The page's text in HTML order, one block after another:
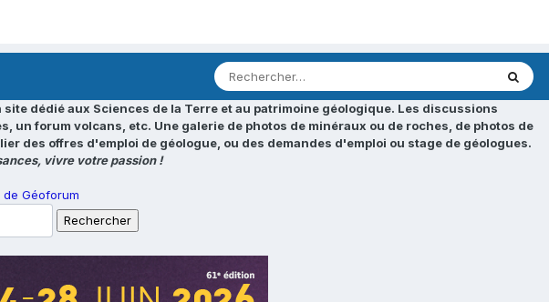
dédié aux Sciences de la Terre et au patrimoine géologique. Les discussions
forum volcans, etc. Une galerie de photos de minéraux ou de roches, de photos de
des offres d'emploi de géologue, ou des demandes d'emploi ou stage de géologues.
vivre votre passion !
Géoforum